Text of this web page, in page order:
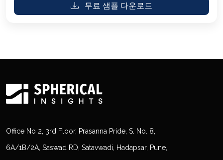
무료 샘플 다운로드
Office No 2, 3rd Floor, Prasanna Pride, S. No. 8,
6A/1B/2A, Saswad RD, Satavwadi, Hadapsar, Pune,